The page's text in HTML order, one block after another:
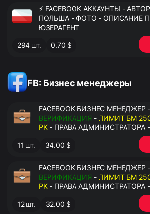
⚡️ FACEBOOK АККАУНТЫ -
ПОЛЬША - ФОТО - ОПИСАНИЕ
ЮЗЕРАГЕНТ
294 шт. 0.70 $
FB: Бизнес менеджеры
FACEBOOK БИЗНЕС МЕНЕДЖЕР -
ВЕРИФИКАЦИЯ - ЛИМИТ БМ
РК - ПРАВА АДМИНИСТРАТОРА
11 шт. 34.00 $
FACEBOOK БИЗНЕС МЕНЕДЖЕР -
ВЕРИФИКАЦИЯ - ЛИМИТ БМ
РК - ПРАВА АДМИНИСТРАТОРА
12 шт. 32.00 $